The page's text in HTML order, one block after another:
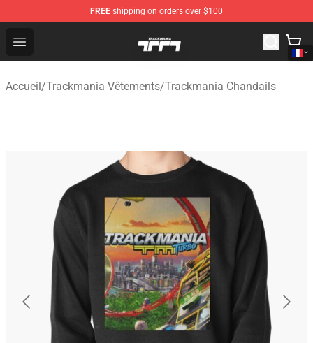
FREE shipping on orders over $100
Open menu
Trackmania Store - Official Trackmania Merchandise
Accueil/Trackmania Vêtements/Trackmania Chandails